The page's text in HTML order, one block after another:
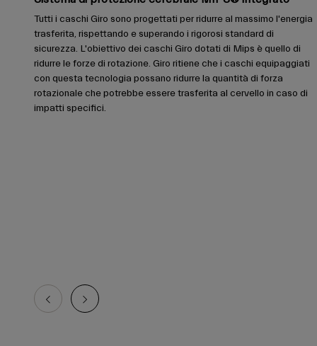
Tutti i caschi Giro sono progettati per ridurre al massimo l'energia
trasferita, rispettando e superando i rigorosi standard di
sicurezza. L'obiettivo dei caschi Giro dotati di Mips è quello di
ridurre le forze di rotazione. Giro ritiene che i caschi equipaggiati
con questa tecnologia possano ridurre la quantità di forza
rotazionale che potrebbe essere trasferita al cervello in caso di
impatti specifici.